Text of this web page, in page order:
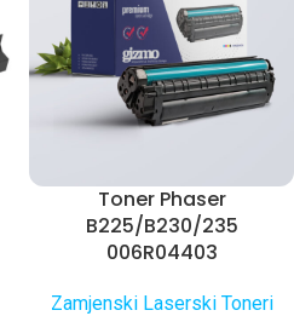
Toner Phaser
B225/B230/235
006R04403
Zamjenski Laserski Toneri